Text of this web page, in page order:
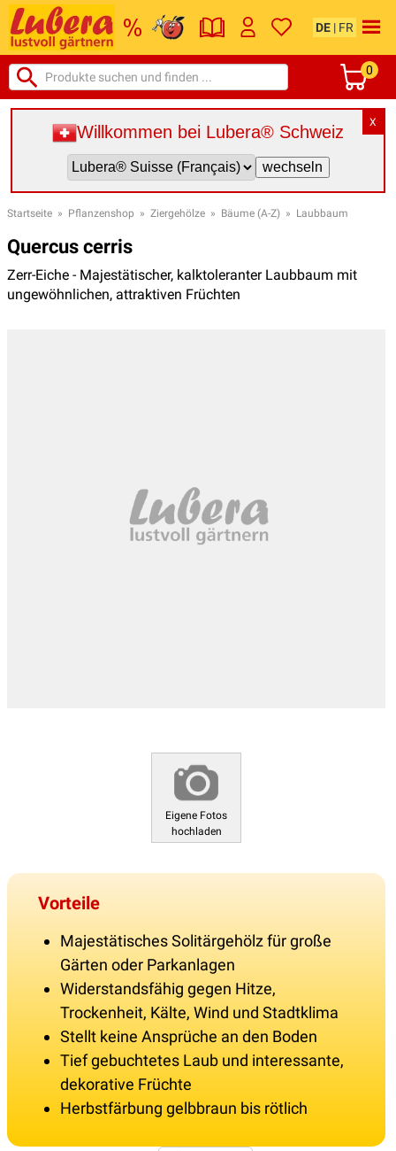
DE | FR
0
X
Willkommen bei Lubera® Schweiz
Startseite » Pflanzenshop » Ziergehölze » Bäume (A-Z) » Laubbaum
Quercus cerris
Zerr-Eiche - Majestätischer, kalktoleranter Laubbaum mit
ungewöhnlichen, attraktiven Früchten
Eigene Fotos
hochladen
Vorteile
Majestätisches Solitärgehölz für große
Gärten oder Parkanlagen
Widerstandsfähig gegen Hitze,
Trockenheit, Kälte, Wind und Stadtklima
Stellt keine Ansprüche an den Boden
Tief gebuchtetes Laub und interessante,
dekorative Früchte
Herbstfärbung gelbbraun bis rötlich